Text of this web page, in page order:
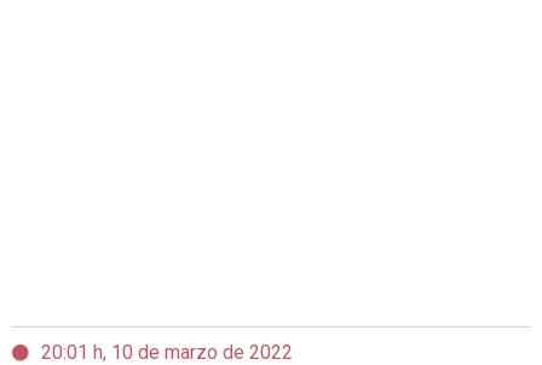
20:01 h, 10 de marzo de 2022